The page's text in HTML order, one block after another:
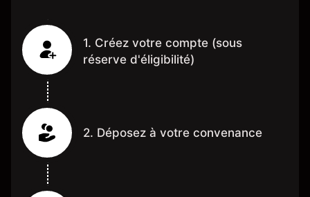
1. Créez votre compte (sous
réserve d'éligibilité)
2. Déposez à votre convenance